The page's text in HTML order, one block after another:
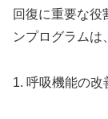
回復に重要な役
ンプログラムは
1. 呼吸機能の改